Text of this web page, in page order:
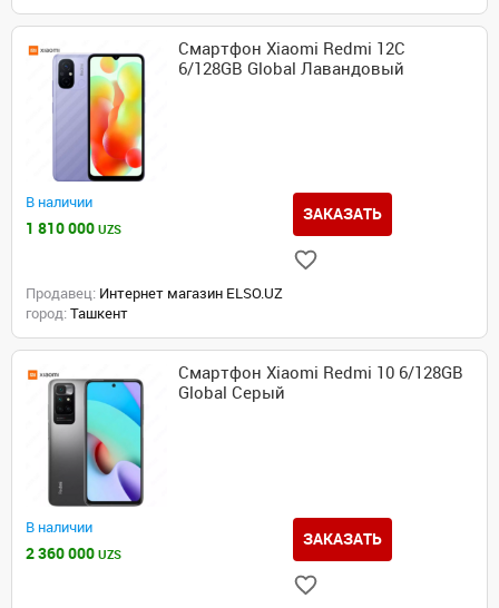
Смартфон Xiaomi Redmi 12C
6/128GB Global Лавандовый
В наличии
1 810 000 UZS
ЗАКАЗАТЬ
Продавец: Интернет магазин ELSO.UZ
город: Ташкент
Смартфон Xiaomi Redmi 10 6/128GB
Global Серый
В наличии
2 360 000 UZS
ЗАКАЗАТЬ